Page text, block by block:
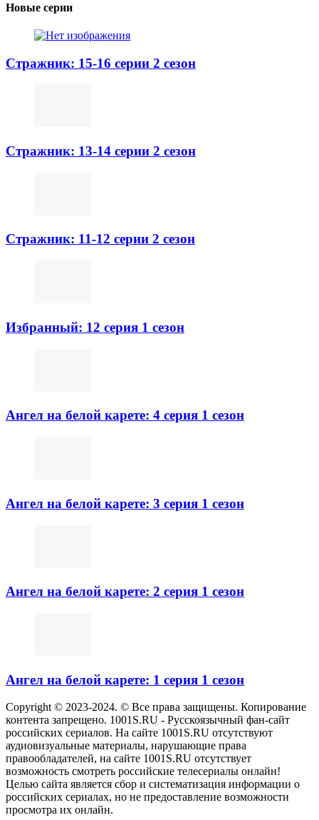
Новые серии
Стражник: 15-16 серии 2 сезон
Стражник: 13-14 серии 2 сезон
Стражник: 11-12 серии 2 сезон
Избранный: 12 серия 1 сезон
Ангел на белой карете: 4 серия 1 сезон
Ангел на белой карете: 3 серия 1 сезон
Ангел на белой карете: 2 серия 1 сезон
Ангел на белой карете: 1 серия 1 сезон
Copyright © 2023-2024. © Все права защищены. Копирование
контента запрещено. 1001S.RU - Русскоязычный фан-сайт
российских сериалов. На сайте 1001S.RU отсутствуют
аудиовизуальные материалы, нарушающие права
правообладателей, на сайте 1001S.RU отсутствует
возможность смотреть российские телесериалы онлайн!
Целью сайта является сбор и систематизация информации о
российских сериалах, но не предоставление возможности
просмотра их онлайн.